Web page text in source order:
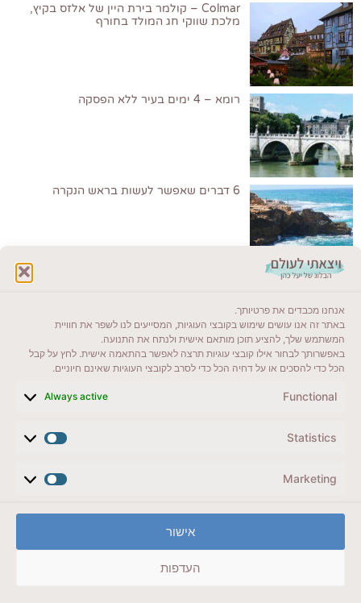
אנחנו מכבדים את פרטיותך.
באתר זה אנו עושים שימוש בקובצי העוגיות, המסייעים לנו לשפר את חוויית
המשתמש שלך, להציע תוכן מותאם אישית ולנתח את התנועה.
באפשרותך לבחור אילו קובצי עוגיות תרצה לאפשר בהתאמה אישית. לחץ על קבל
הכל כדי להסכים או על דחיה הכל כדי לסרב לקובצי העוגיות שאינם חיוניים.
Functional
Always active
Statistics
Marketing
אישור
העדפות
Colmar – קולמר בירת היין של אלזס בקיץ,
מלכת שווקי חג המולד בחורף
רומא – 4 ימים בעיר ללא הפסקה
6 דברים שאפשר לעשות בראש הנקרה
ייעדים מומלצים
מדריכים ועזרים
לשליחת הודעת וואטסאפ
veyatsati.laolam@gmail.com
מדיניות פרטיות // תנאי שימוש באתר